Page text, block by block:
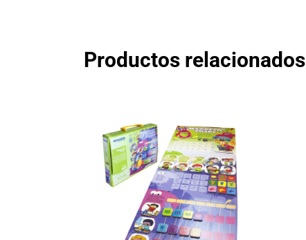
Productos relacionados